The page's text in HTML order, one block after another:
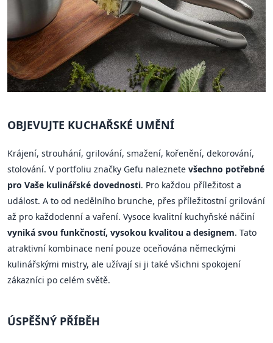
OBJEVUJTE KUCHAŘSKÉ UMĚNÍ
Krájení, strouhání, grilování, smažení, kořenění, dekorování,
stolování. V portfoliu značky Gefu naleznete všechno potřebné
pro Vaše kulinářské dovednosti. Pro každou příležitost a
událost. A to od nedělního brunche, přes příležitostní grilování
až pro každodenní a vaření. Vysoce kvalitní kuchyňské náčiní
vyniká svou funkčností, vysokou kvalitou a designem. Tato
atraktivní kombinace není pouze oceňována německými
kulinářskými mistry, ale užívají si ji také všichni spokojení
zákazníci po celém světě.
ÚSPĚŠNÝ PŘÍBĚH